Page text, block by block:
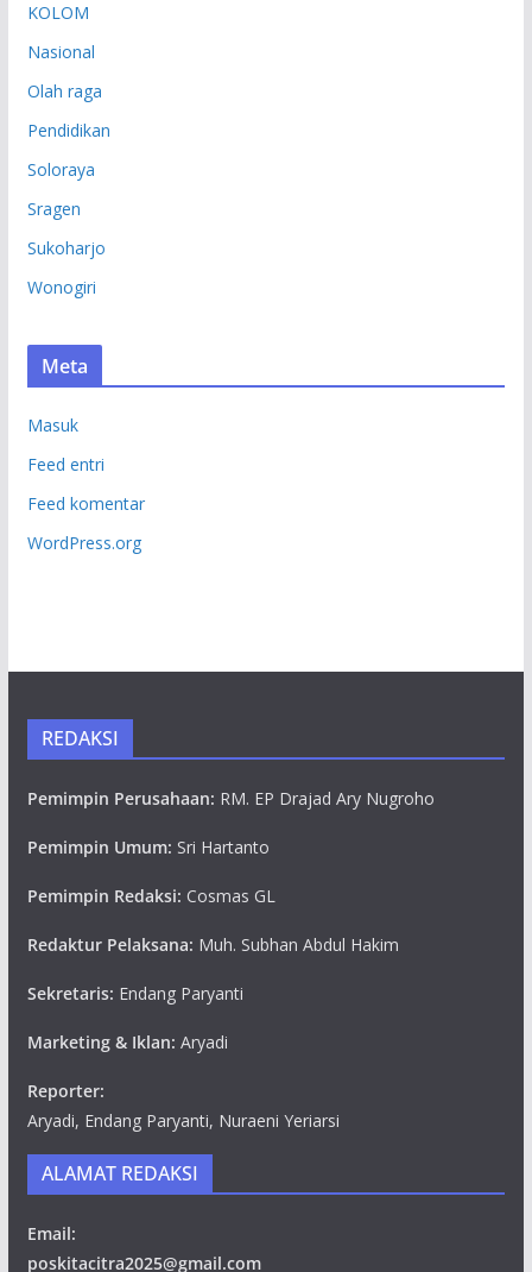
KOLOM
Nasional
Olah raga
Pendidikan
Soloraya
Sragen
Sukoharjo
Wonogiri
Meta
Masuk
Feed entri
Feed komentar
WordPress.org
REDAKSI
Pemimpin Perusahaan: RM. EP Drajad Ary Nugroho
Pemimpin Umum: Sri Hartanto
Pemimpin Redaksi: Cosmas GL
Redaktur Pelaksana: Muh. Subhan Abdul Hakim
Sekretaris: Endang Paryanti
Marketing & Iklan: Aryadi
Reporter:
Aryadi, Endang Paryanti, Nuraeni Yeriarsi
ALAMAT REDAKSI
Email:
poskitacitra2025@gmail.com